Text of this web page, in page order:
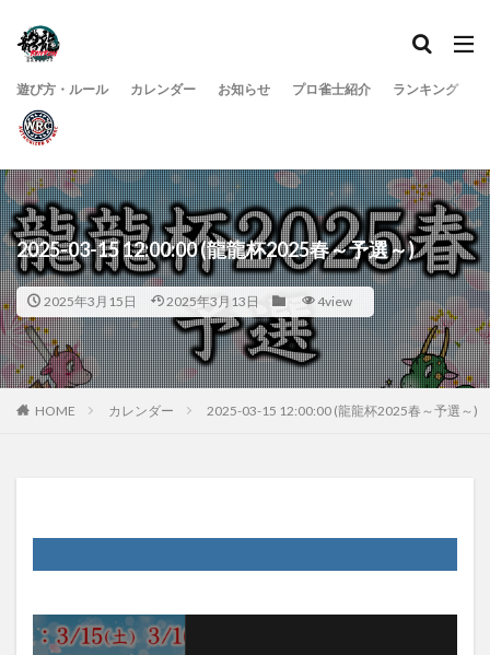
遊び方・ルール カレンダー お知らせ プロ雀士紹介 ランキング
2025-03-15 12:00:00 (龍龍杯2025春～予選～)
2025年3月15日 2025年3月13日 4view
HOME カレンダー 2025-03-15 12:00:00 (龍龍杯2025春～予選～)